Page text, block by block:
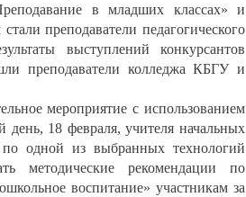
в младших классах» и
преподаватели педагогического
выступлений конкурсантов
преподаватели колледжа КБГУ и
мероприятие с использованием
18 февраля, учителя начальных
по одной из выбранных технологий
методические рекомендации по
воспитание» участникам за